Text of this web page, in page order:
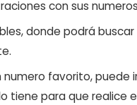
con sus
donde podrá
numero favorito,
tiene para que realice